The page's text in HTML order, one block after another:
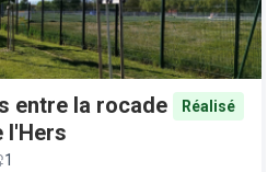
entre la rocade
l'Hers
Réalisé
1